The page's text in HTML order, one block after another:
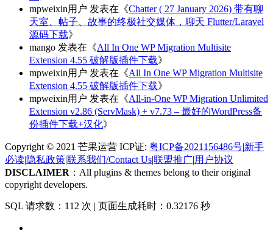
mpweixin用户 发表在《Chatter ( 27 January 2026) 带有聊
天室、帖子、故事的终极社交媒体，聊天 Flutter/Laravel
源码下载》
mango 发表在《All In One WP Migration Multisite
Extension 4.55 破解版插件下载》
mpweixin用户 发表在《All In One WP Migration Multisite
Extension 4.55 破解版插件下载》
mpweixin用户 发表在《All-in-One WP Migration Unlimited
Extension v2.86 (ServMask) + v7.73 – 最好的WordPress备
份插件下载+汉化》
Copyright © 2021 芒果运营 ICP证: 粤ICP备2021156486号|新手
必读|隐私政策|联系我们/Contact Us|联盟推广|用户协议
DISCLAIMER ：All plugins & themes belong to their original
copyright developers.
SQL 请求数：112 次 | 页面生成耗时：0.32176 秒